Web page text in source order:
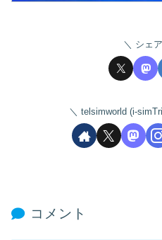
シェ
telsimworld (i-
コメント